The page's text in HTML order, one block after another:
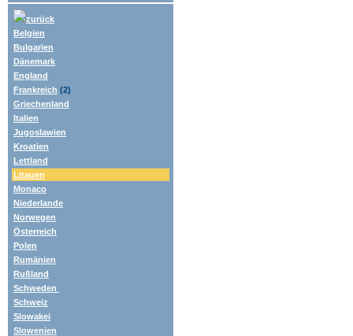
zurück
Belgien
Bulgarien
Dänemark
England
Frankreich (2)
Griechenland
Italien
Jugoslawien
Kroatien
Lettland
Litauen
Monaco
Niederlande
Norwegen
Österreich
Polen
Rumänien
Rußland
Schweden
Schweiz
Slowakei
Slowenien